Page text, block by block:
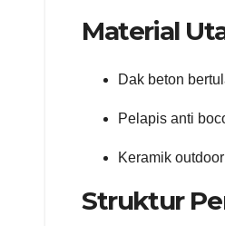
Material
Dak beton
Pelapis anti
Keramik
Struktur